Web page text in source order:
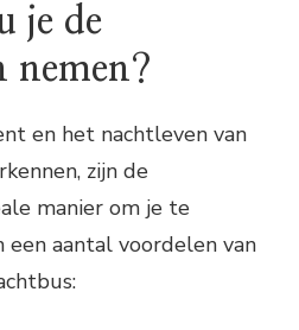
je de
nemen?
en het nachtleven van
zijn de
manier om je te
een aantal voordelen van